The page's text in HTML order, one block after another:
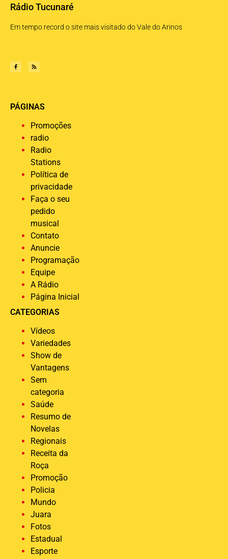
Rádio Tucunaré
Em tempo record o site mais visitado do Vale do Arinos
PÁGINAS
Promoções
radio
Radio
Stations
Política de
privacidade
Faça o seu
pedido
musical
Contato
Anuncie
Programação
Equipe
A Rádio
Página Inicial
CATEGORIAS
Vídeos
Variedades
Show de
Vantagens
Sem
categoria
Saúde
Resumo de
Novelas
Regionais
Receita da
Roça
Promoção
Policia
Mundo
Juara
Fotos
Estadual
Esporte